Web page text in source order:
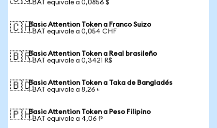
1 BAT equivale a 0,0856 $
🇨🇭Basic Attention Token a Franco Suizo
1 BAT equivale a 0,054 CHF
🇧🇷Basic Attention Token a Real brasileño
1 BAT equivale a 0,3421 R$
🇧🇩Basic Attention Token a Taka de Bangladés
1 BAT equivale a 8,26 ৳
🇵🇭Basic Attention Token a Peso Filipino
1 BAT equivale a 4,06 ₱